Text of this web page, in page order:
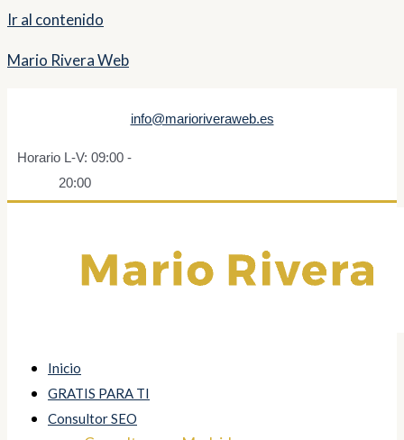
Ir al contenido
Mario Rivera Web
info@marioriveraweb.es
Horario L-V: 09:00 -
20:00
Inicio
GRATIS PARA TI
Consultor SEO